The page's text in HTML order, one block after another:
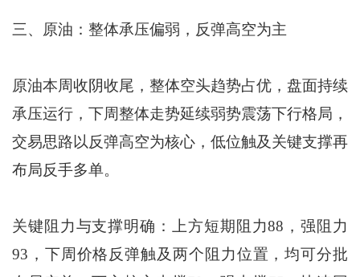
三、原油：整体承压偏弱，反弹高空为主
原油本周收阴收尾，整体空头趋势占优，盘面持续
承压运行，下周整体走势延续弱势震荡下行格局，
交易思路以反弹高空为核心，低位触及关键支撑再
布局反手多单。
关键阻力与支撑明确：上方短期阻力88，强阻力
93，下周价格反弹触及两个阻力位置，均可分批